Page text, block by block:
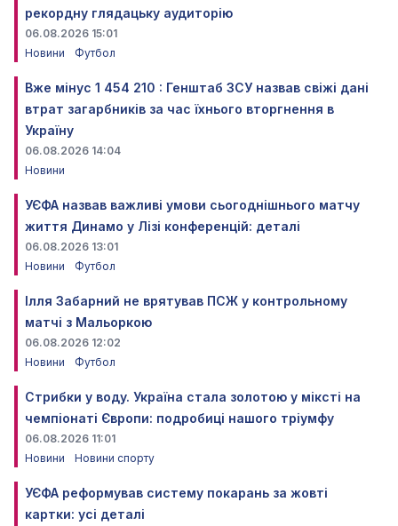
рекордну глядацьку аудиторію
06.08.2026 15:01
Новини
Футбол
Вже мінус 1 454 210 : Генштаб ЗСУ назвав свіжі дані
втрат загарбників за час їхнього вторгнення в
Україну
06.08.2026 14:04
Новини
УЄФА назвав важливі умови сьогоднішнього матчу
життя Динамо у Лізі конференцій: деталі
06.08.2026 13:01
Новини
Футбол
Ілля Забарний не врятував ПСЖ у контрольному
матчі з Мальоркою
06.08.2026 12:02
Новини
Футбол
Стрибки у воду. Україна стала золотою у міксті на
чемпіонаті Європи: подробиці нашого тріумфу
06.08.2026 11:01
Новини
Новини спорту
УЄФА реформував систему покарань за жовті
картки: усі деталі